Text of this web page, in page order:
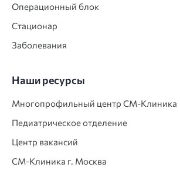
Операционный блок
Стационар
Заболевания
Наши ресурсы
Многопрофильный центр СМ‑Клиника
Педиатрическое отделение
Центр вакансий
СМ‑Клиника г. Москва